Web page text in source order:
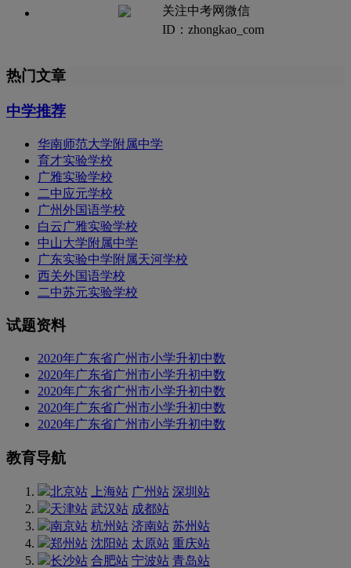
关注中考网微信
ID：zhongkao_com
热门文章
中学推荐
华南师范大学附属中学
育才实验学校
广雅实验学校
二中应元学校
广州外国语学校
白云广雅实验学校
中山大学附属中学
广东实验中学附属天河学校
西关外国语学校
二中苏元实验学校
试题资料
2020年广东省广州市小学升初中数
2020年广东省广州市小学升初中数
2020年广东省广州市小学升初中数
2020年广东省广州市小学升初中数
2020年广东省广州市小学升初中数
教育导航
北京站 上海站 广州站 深圳站
天津站 武汉站 成都站
南京站 杭州站 济南站 苏州站
郑州站 沈阳站 太原站 重庆站
长沙站 合肥站 宁波站 青岛站